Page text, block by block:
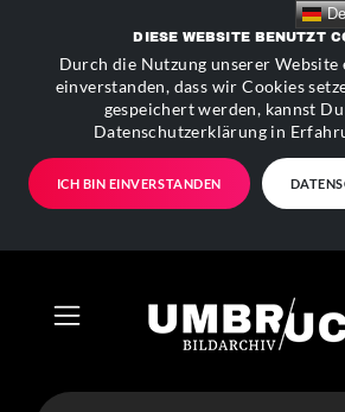
DIESE WEBSITE BENUTZT
Durch die Nutzung unserer
einverstanden, dass wir Cookies
gespeichert werden, kannst
Datenschutzerklärung in
ICH BIN EINVERSTANDEN